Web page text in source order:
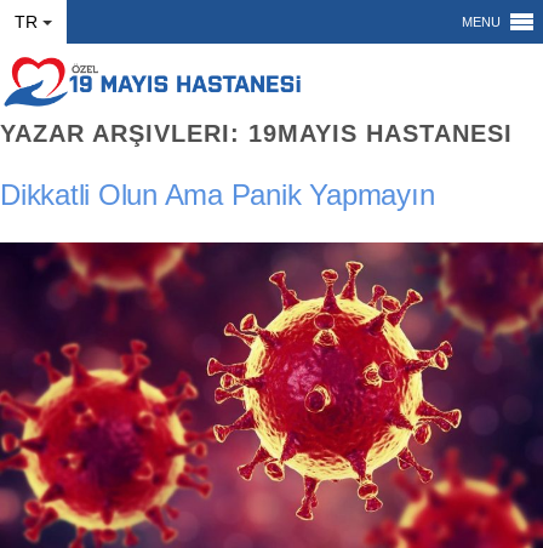
MENU
TR
YAZAR ARŞIVLERI: 19MAYIS HASTANESI
Dikkatli Olun Ama Panik Yapmayın